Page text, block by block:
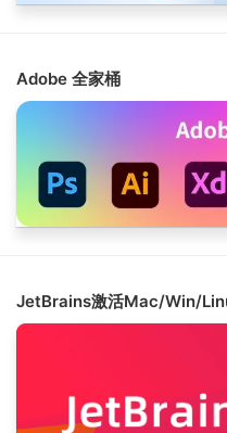
Adobe 全家桶
JetBrains激活Mac/Win/